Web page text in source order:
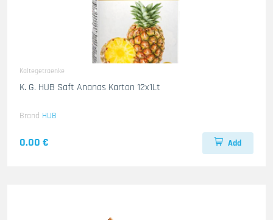
Kaltegetraenke
K. G. HUB Saft Ananas Karton 12x1Lt
Brand HUB
0.00 € Add